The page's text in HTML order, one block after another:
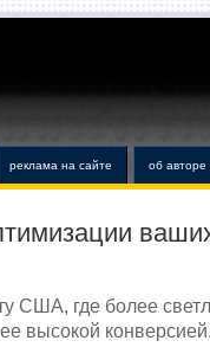
реклама на сайте об авторе
США, где более
высокой